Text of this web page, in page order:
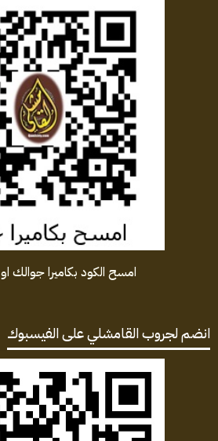
امسح الكود بكاميرا جوالك او
انضم لجروب القامشلي على الفيسبوك